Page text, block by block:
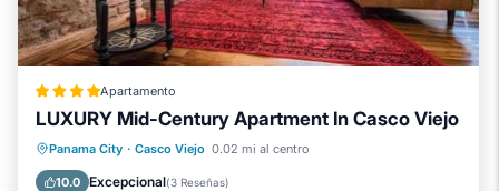
Apartamento
LUXURY Mid-Century Apartment In Casco Viejo
Panama City · Casco Viejo 0.02 mi al centro
10.0 Excepcional(3 Reseñas)
Aparcamiento
Balcón/Terraza
Aire acondicionado